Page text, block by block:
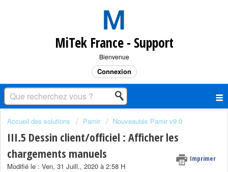
MiTek France - Support
Bienvenue
Connexion
Accueil des solutions Pamir Nouveautés Pamir v9.0
III.5 Dessin client/officiel : Afficher les
chargements manuels
Imprimer
Modifié le : Ven, 31 Juill., 2020 à 2:58 H